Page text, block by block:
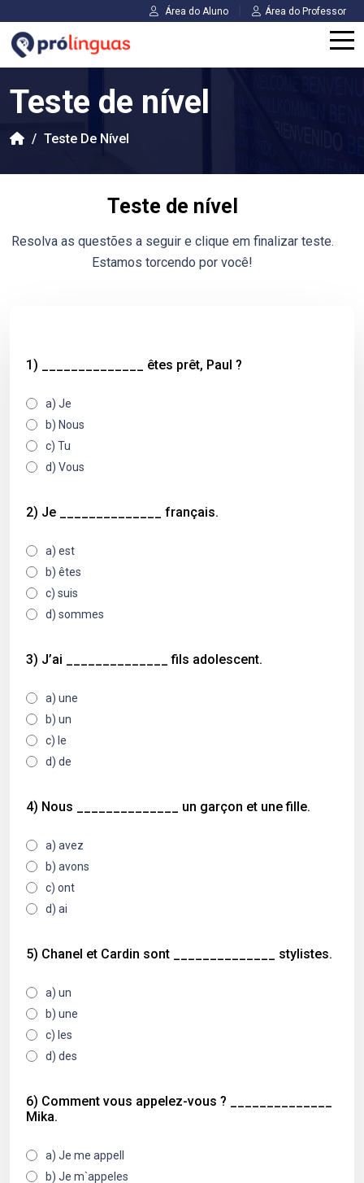
Área do Aluno Área do Professor
Teste de nível
/ Teste De Nível
Teste de nível
Resolva as questões a seguir e clique em finalizar teste.
Estamos torcendo por você!
1) ______________ êtes prêt, Paul ?
a) Je
b) Nous
c) Tu
d) Vous
2) Je ______________ français.
a) est
b) êtes
c) suis
d) sommes
3) J’ai ______________ fils adolescent.
a) une
b) un
c) le
d) de
4) Nous ______________ un garçon et une fille.
a) avez
b) avons
c) ont
d) ai
5) Chanel et Cardin sont ______________ stylistes.
a) un
b) une
c) les
d) des
6) Comment vous appelez-vous ? ______________
Mika.
a) Je me appell
b) Je m`appeles